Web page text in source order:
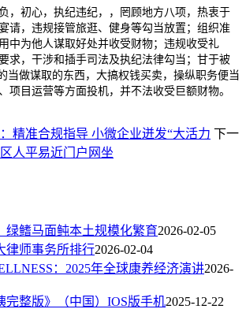
初心，执纪违纪，，罔顾地方八项，热衷于
请，违规接管旅逛、健身等勾当放置；组织准
中为他人谋取好处并收受财物；违规收受礼
求，干涉和插手司法及执纪法律勾当；甘于被
当做谋取的东西，大搞权钱买卖，操纵职务便当
项目运营等方面投机，并不法收受巨额财物。
精准合规指导 小微企业迸发“大活力 下一
人平易近门户网坐
绿鳍马面鲀本土规模化繁育2026-02-05
律师事务所排行2026-02-04
：2025年全球康养经济演讲2026-
完整版》（中国）IOS版手机2025-12-22